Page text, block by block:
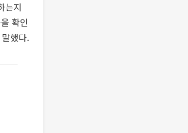
는지
확인
했다.